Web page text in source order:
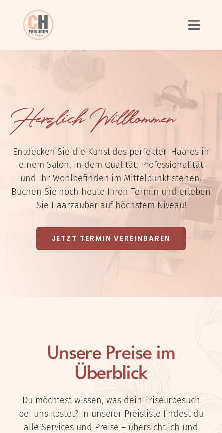
springen
Herzlich Willkommen
Entdecken Sie die Kunst des perfekten Haares in
einem Salon, in dem Qualität, Professionalität
und Ihr Wohlbefinden im Mittelpunkt stehen.
Buchen Sie noch heute Ihren Termin und erleben
Sie Haarzauber auf höchstem Niveau!
JETZT TERMIN VEREINBAREN
Unsere Preise im
Überblick
Du möchtest wissen, was dein Friseurbesuch
bei uns kostet? In unserer Preisliste findest du
alle Services und Preise – übersichtlich und